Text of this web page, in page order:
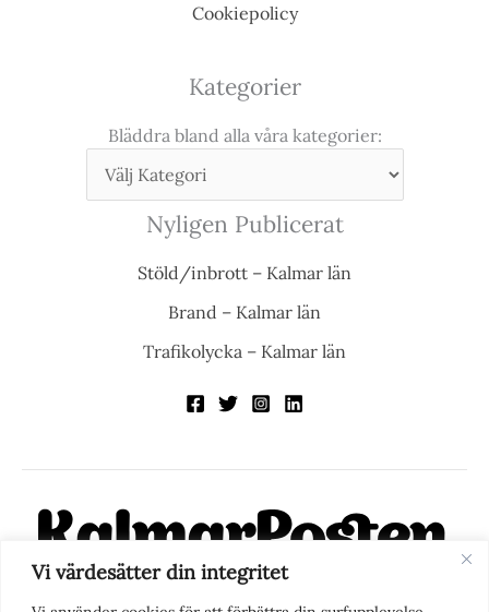
Vi värdesätter din integritet
Cookiepolicy
Kategorier
Bläddra bland alla våra kategorier:
Nyligen Publicerat
Stöld/inbrott – Kalmar län
Brand – Kalmar län
Trafikolycka – Kalmar län
KalmarPosten är en modern lokalnyhetstidning på nätet. Med